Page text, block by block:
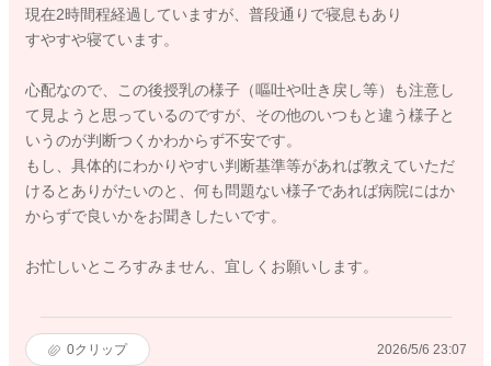
現在2時間程経過していますが、普段通りで寝息もあり
すやすや寝ています。
心配なので、この後授乳の様子（嘔吐や吐き戻し等）も注意し
て見ようと思っているのですが、その他のいつもと違う様子と
いうのが判断つくかわからず不安です。
もし、具体的にわかりやすい判断基準等があれば教えていただ
けるとありがたいのと、何も問題ない様子であれば病院にはか
からずで良いかをお聞きしたいです。
お忙しいところすみません、宜しくお願いします。
0クリップ 2026/5/6 23:07